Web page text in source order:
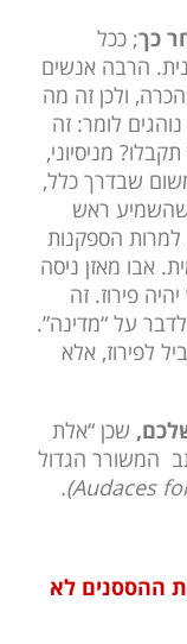
כך; ככל
הרבה אנשים
ולכן זה מה
לומר: זה
מניסיוני,
שבדרך כלל,
שהשמיע ראש
הספקנות
אבו מאזן ניסה
פירוז. זה
על “מדינה”.
לפירוז, אלא
שכן “אלת
המשורר הגדול
Audaces
ההססנים לא